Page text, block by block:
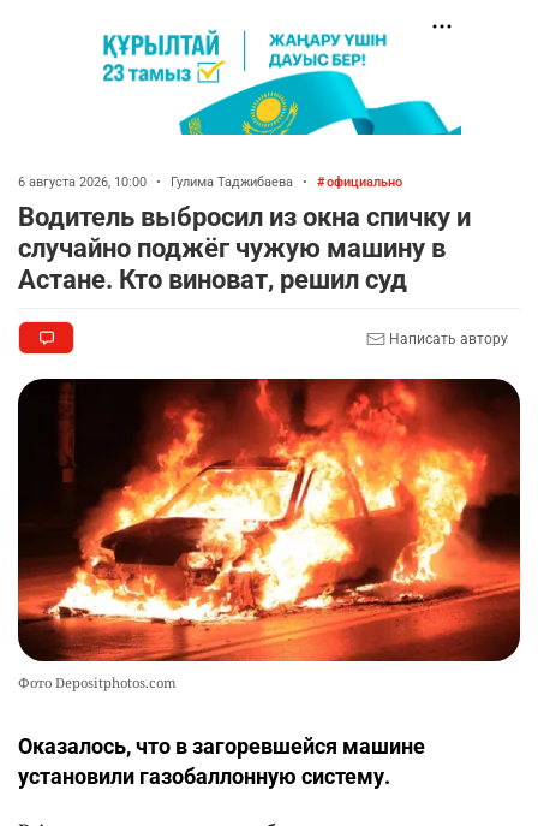
6 августа 2026, 10:00 • Гулима Таджибаева • официально
Водитель выбросил из окна спичку и
случайно поджёг чужую машину в
Астане. Кто виноват, решил суд
Написать автору
Фото Depositphotos.com
Оказалось, что в загоревшейся машине
установили газобаллонную систему.